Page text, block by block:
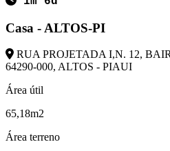
Casa - ALTOS-PI
RUA PROJETADA I,N. 12,
64290-000, ALTOS - PIAUI
Área útil
65,18m2
Área terreno